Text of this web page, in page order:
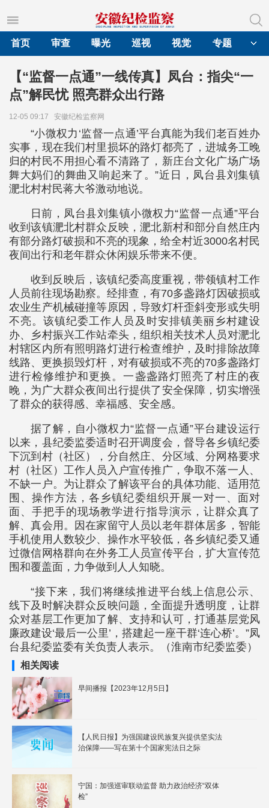
首页
审查 曝光 巡视 视觉 专题
【“监督一点通”一线传真】凤台：指尖“一
点”解民忧 照亮群众出行路
12-05 09:17 安徽纪检监察网
“小微权力‘监督一点通’平台真能为我们老百姓办
实事，现在我们村里损坏的路灯都亮了，进城务工晚
归的村民不用担心看不清路了，新庄台文化广场广场
舞大妈们的舞曲又响起来了。”近日，凤台县刘集镇
淝北村村民蒋大爷激动地说。
日前，凤台县刘集镇小微权力“监督一点通”平台
收到该镇淝北村群众反映，淝北新村和部分自然庄内
有部分路灯破损和不亮的现象，给全村近3000名村民
夜间出行和老年群众休闲娱乐带来不便。
收到反映后，该镇纪委高度重视，带领镇村工作
人员前往现场勘察。经排查，有70多盏路灯因破损或
农业生产机械碰撞等原因，导致灯杆歪斜变形或失明
不亮。该镇纪委工作人员及时安排镇美丽乡村建设
办、乡村振兴工作站牵头，组织相关技术人员对淝北
村辖区内所有照明路灯进行检查维护，及时排除故障
线路、更换损毁灯杆，对有破损或不亮的70多盏路灯
进行检修维护和更换。一盏盏路灯照亮了村庄的夜
晚，为广大群众夜间出行提供了安全保障，切实增强
了群众的获得感、幸福感、安全感。
据了解，自小微权力“监督一点通”平台建设运行
以来，县纪委监委适时召开调度会，督导各乡镇纪委
下沉到村（社区），分自然庄、分区域、分网格要求
村（社区）工作人员入户宣传推广，争取不落一人、
不缺一户。为让群众了解该平台的具体功能、适用范
围、操作方法，各乡镇纪委组织开展一对一、面对
面、手把手的现场教学进行指导演示，让群众真了
解、真会用。因在家留守人员以老年群体居多，智能
手机使用人数较少、操作水平较低，各乡镇纪委又通
过微信网格群向在外务工人员宣传平台，扩大宣传范
围和覆盖面，力争做到人人知晓。
“接下来，我们将继续推进平台线上信息公示、
线下及时解决群众反映问题，全面提升透明度，让群
众对基层工作更加了解、支持和认可，打通基层党风
廉政建设‘最后一公里’，搭建起一座干群‘连心桥’。”凤
台县纪委监委有关负责人表示。（淮南市纪委监委）
相关阅读
早间播报【2023年12月5日】
【人民日报】为强国建设民族复兴提供坚实法
治保障——写在第十个国家宪法日之际
宁国：加强巡审联动监督 助力政治经济“双体
检”